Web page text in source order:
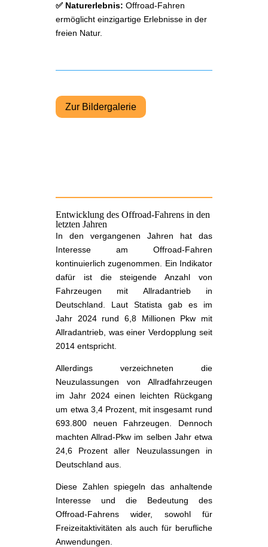
✅ Naturerlebnis: Offroad-Fahren
ermöglicht einzigartige Erlebnisse in der
freien Natur.
Zur Bildergalerie
Entwicklung des Offroad-Fahrens in den
letzten Jahren
In den vergangenen Jahren hat das
Interesse am Offroad-Fahren
kontinuierlich zugenommen. Ein Indikator
dafür ist die steigende Anzahl von
Fahrzeugen mit Allradantrieb in
Deutschland. Laut Statista gab es im
Jahr 2024 rund 6,8 Millionen Pkw mit
Allradantrieb, was einer Verdopplung seit
2014 entspricht.
Allerdings verzeichneten die
Neuzulassungen von Allradfahrzeugen
im Jahr 2024 einen leichten Rückgang
um etwa 3,4 Prozent, mit insgesamt rund
693.800 neuen Fahrzeugen. Dennoch
machten Allrad-Pkw im selben Jahr etwa
24,6 Prozent aller Neuzulassungen in
Deutschland aus.
Diese Zahlen spiegeln das anhaltende
Interesse und die Bedeutung des
Offroad-Fahrens wider, sowohl für
Freizeitaktivitäten als auch für berufliche
Anwendungen.